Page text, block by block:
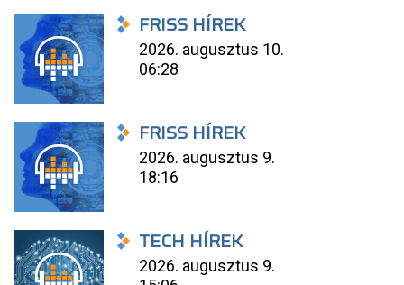
FRISS HÍREK
2026. augusztus 10.
06:28
FRISS HÍREK
2026. augusztus 9.
18:16
TECH HÍREK
2026. augusztus 9.